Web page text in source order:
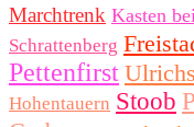
Marchtrenk Kasten
Schrattenberg
Pettenfirst
Hohentauern Stoob